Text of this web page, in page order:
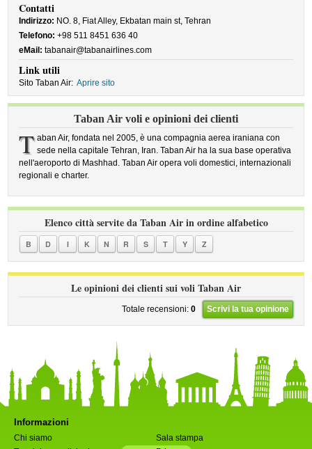
Contatti
Indirizzo: NO. 8, Fiat Alley, Ekbatan main st, Tehran
Telefono: +98 511 8451 636 40
eMail: tabanair@tabanairlines.com
Link utili
Sito Taban Air: Aprire sito
Taban Air voli e opinioni dei clienti
T aban Air, fondata nel 2005, è una compagnia aerea iraniana con
sede nella capitale Tehran, Iran. Taban Air ha la sua base operativa
nell'aeroporto di Mashhad. Taban Air opera voli domestici, internazionali
regionali e charter.
Elenco città servite da Taban Air in ordine alfabetico
B D I K N R S T Y Z
Le opinioni dei clienti sui voli Taban Air
Totale recensioni: 0 Scrivi la tua opinione
Informazioni
Chi siamo
Sala stampa